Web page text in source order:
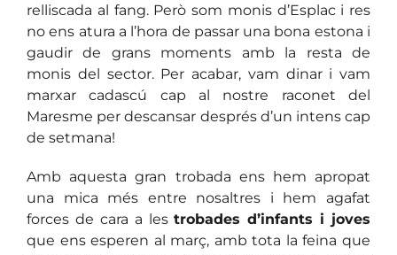
relliscada al fang. Però som monis d’Esplac i res
no ens atura a l’hora de passar una bona estona i
gaudir de grans moments amb la resta de
monis del sector. Per acabar, vam dinar i vam
marxar cadascú cap al nostre raconet del
Maresme per descansar després d’un intens cap
de setmana!
Amb aquesta gran trobada ens hem apropat
una mica més entre nosaltres i hem agafat
forces de cara a lestrobades d’infants i joves
que ens esperen al març, amb tota la feina que